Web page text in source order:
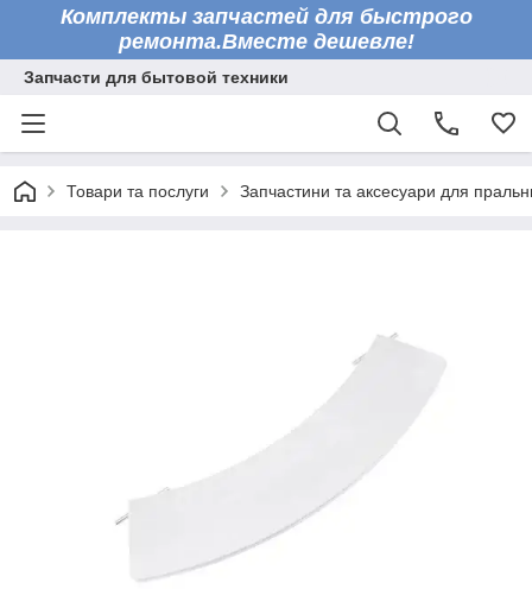
Комплекты запчастей для быстрого
ремонта.Вместе дешевле!
Запчасти для бытовой техники
Товари та послуги Запчастини та аксесуари для